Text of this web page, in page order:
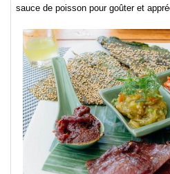
sauce de poisson pour goûter et